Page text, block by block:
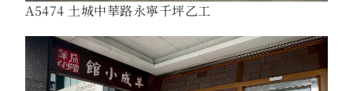
A5474 土城中華路永寧千坪乙工